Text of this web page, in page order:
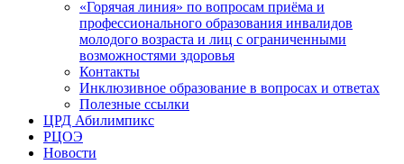
«Горячая линия» по вопросам приёма и
профессионального образования инвалидов
молодого возраста и лиц с ограниченными
возможностями здоровья
Контакты
Инклюзивное образование в вопросах и ответах
Полезные ссылки
ЦРД Абилимпикс
РЦОЭ
Новости